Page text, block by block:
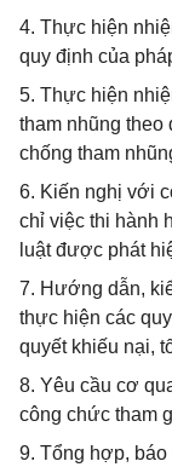
4. Thực hiện
quy định của
5. Thực hiện
tham nhũng theo
chống tham
6. Kiến nghị với
chỉ việc thi hành
luật được phát
7. Hướng dẫn,
thực hiện các
quyết khiếu nại,
8. Yêu cầu cơ
công chức tham
9. Tổng hợp, báo